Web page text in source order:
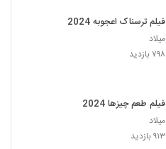
فیلم ترسناک اعجوبه 2024
میلاد
۷۹۸ بازدید
فیلم طعم چیزها 2024
میلاد
۹۱۳ بازدید